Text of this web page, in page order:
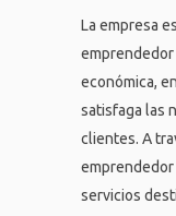
La empresa
emprendedor
económica,
satisfaga las
clientes. A
servicios